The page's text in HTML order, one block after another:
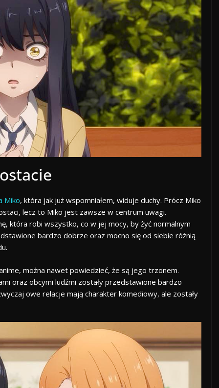
Miko, która jak już wspomniałem, widuje duchy. Prócz Miko
lecz to Miko jest zawsze w centrum uwagi.
która robi wszystko, co w jej mocy, by żyć normalnym
bardzo dobrze oraz mocno się od siebie różnią
można nawet powiedzieć, że są jego trzonem.
oraz obcymi ludźmi zostały przedstawione bardzo
owe relacje mają charakter komediowy, ale zostały